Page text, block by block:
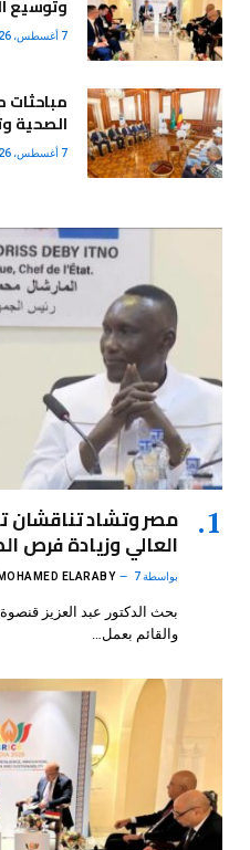
وتوسيع
7 أغسطس، 2026
مباحثات
الصحية
7 أغسطس، 2026
مصر وتشاد تناقشان
العالي وزيادة فرص
بواسطة MOHAMED ELARABY 7 أغسطس، 2026
بحث الدكتور عبد العزيز
والقائم بعمل…